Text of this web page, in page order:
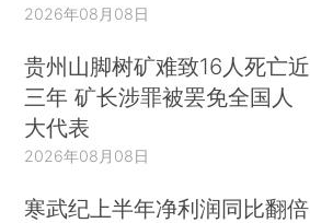
2026年08月08日
贵州山脚树矿难致16人死亡近
三年 矿长涉罪被罢免全国人
大代表
2026年08月08日
寒武纪上半年净利润同比翻倍